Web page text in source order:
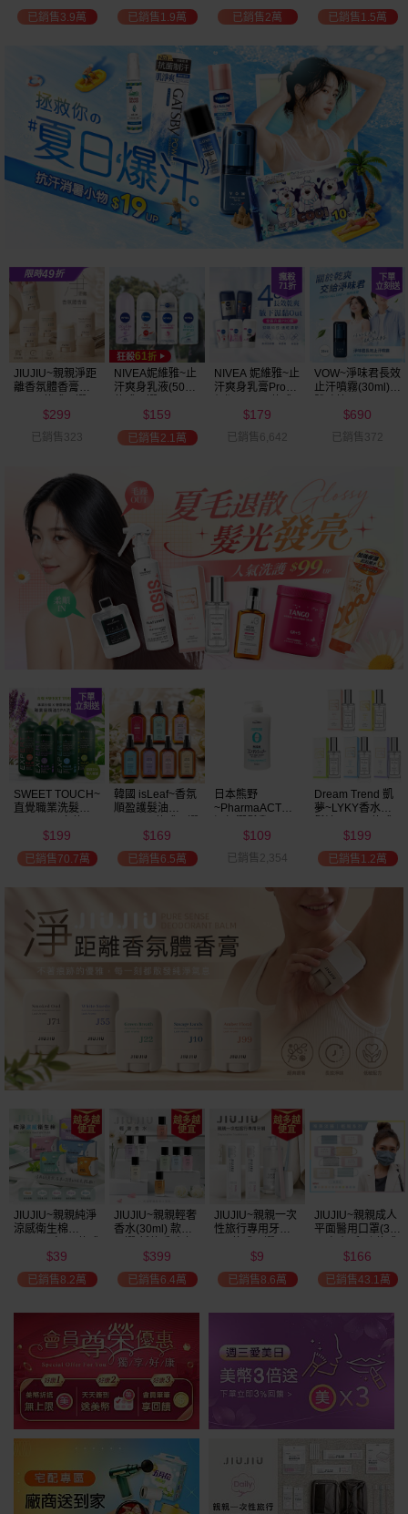
加碼送
白透亮 乳液
(725ml) 款式可選
已銷售3.9萬
折
300ml+護手霜
80g) 款式可選
已銷售1.9萬
選
已銷售2萬 已銷售1.5萬
JIUJIU~親親淨距
離香氛體香膏
$299
已銷售323
NIVEA妮維雅~止
汗爽身乳液(50ml)
$159
已銷售2.1萬
NIVEA 妮維雅~止
汗爽身乳膏Pro升
$179
已銷售6,642
VOW~淨味君長效
止汗噴霧(30ml)
$690
已銷售372
SWEET TOUCH~
直覺職業洗髮精
選 全新包裝
$199
已銷售70.7萬
韓國 isLeaf~香氛
順盈護髮油
$169
已銷售6.5萬
日本熊野
~PharmaACT無
(600ml)
$109
已銷售2,354
Dream Trend 凱
夢~LYKY香水護
$199
已銷售1.2萬
JIUJIU~親親純淨
涼感衛生棉
$39
已銷售8.2萬
JIUJIU~親親輕奢
香水(30ml) 款式
市/平替香水/大牌
香水/大牌平替
$399
已銷售6.4萬
JIUJIU~親親一次
性旅行專用牙刷(1
$9
已銷售8.6萬
JIUJIU~親親成人
平面醫用口罩(30
可選 MD雙鋼印
$166
已銷售43.1萬